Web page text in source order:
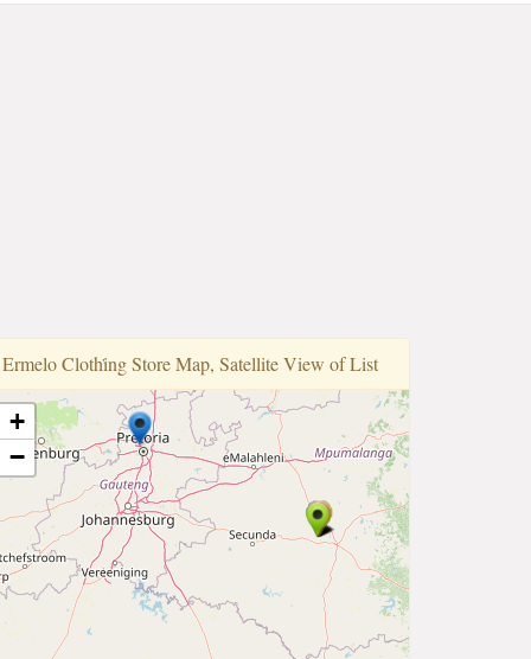
Ermelo Clothi̇ng Store Map, Satellite View of List
+
−